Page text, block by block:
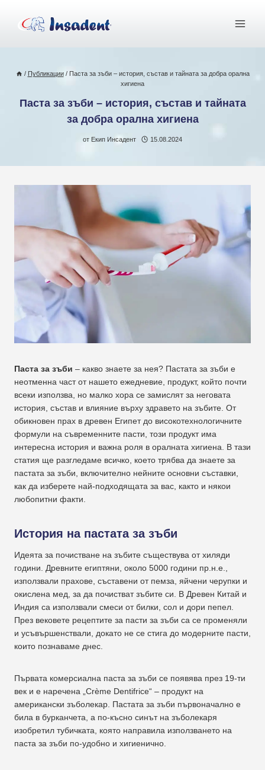
съдържанието
/ Публикации / Паста за зъби – история, състав и тайната за добра орална
хигиена
Паста за зъби – история, състав и тайната
за добра орална хигиена
от Екип Инсадент 15.08.2024
Паста за зъби – какво знаете за нея? Пастата за зъби е
неотменна част от нашето ежедневие, продукт, който почти
всеки използва, но малко хора се замислят за неговата
история, състав и влияние върху здравето на зъбите. От
обикновен прах в древен Египет до високотехнологичните
формули на съвременните пасти, този продукт има
интересна история и важна роля в оралната хигиена. В тази
статия ще разгледаме всичко, което трябва да знаете за
пастата за зъби, включително нейните основни съставки,
как да изберете най-подходящата за вас, както и някои
любопитни факти.
История на пастата за зъби
Идеята за почистване на зъбите съществува от хиляди
години. Древните египтяни, около 5000 години пр.н.е.,
използвали прахове, съставени от пемза, яйчени черупки и
окислена мед, за да почистват зъбите си. В Древен Китай и
Индия са използвали смеси от билки, сол и дори пепел.
През вековете рецептите за пасти за зъби са се променяли
и усъвършенствали, докато не се стига до модерните пасти,
които познаваме днес.
Първата комерсиална паста за зъби се появява през 19-ти
век и е наречена „Crème Dentifrice“ – продукт на
американски зъболекар. Пастата за зъби първоначално е
била в бурканчета, а по-късно синът на зъболекаря
изобретил тубичката, която направила използването на
паста за зъби по-удобно и хигиенично.